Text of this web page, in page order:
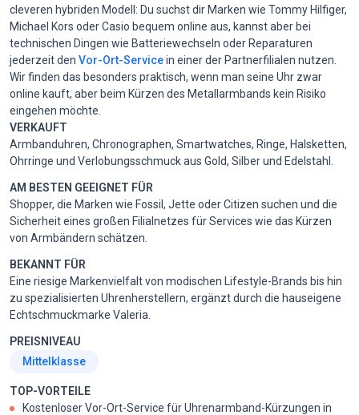
cleveren hybriden Modell: Du suchst dir Marken wie Tommy Hilfiger,
Michael Kors oder Casio bequem online aus, kannst aber bei
technischen Dingen wie Batteriewechseln oder Reparaturen
jederzeit den Vor-Ort-Servicein einer der Partnerfilialen nutzen.
Wir finden das besonders praktisch, wenn man seine Uhr zwar
online kauft, aber beim Kürzen des Metallarmbands kein Risiko
eingehen möchte.
VERKAUFT
Armbanduhren, Chronographen, Smartwatches, Ringe, Halsketten,
Ohrringe und Verlobungsschmuck aus Gold, Silber und Edelstahl.
AM BESTEN GEEIGNET FÜR
Shopper, die Marken wie Fossil, Jette oder Citizen suchen und die
Sicherheit eines großen Filialnetzes für Services wie das Kürzen
von Armbändern schätzen.
BEKANNT FÜR
Eine riesige Markenvielfalt von modischen Lifestyle-Brands bis hin
zu spezialisierten Uhrenherstellern, ergänzt durch die hauseigene
Echtschmuckmarke Valeria.
PREISNIVEAU
Mittelklasse
TOP-VORTEILE
Kostenloser Vor-Ort-Service für Uhrenarmband-Kürzungen in